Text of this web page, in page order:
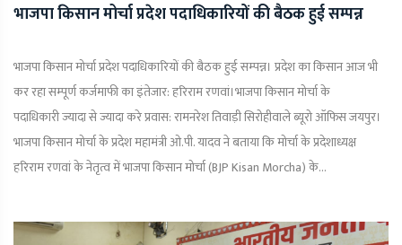
भाजपा किसान मोर्चा प्रदेश पदाधिकारियों की बैठक हुई सम्पन्न
भाजपा किसान मोर्चा प्रदेश पदाधिकारियों की बैठक हुई सम्पन्न। प्रदेश का किसान आज भी
कर रहा सम्पूर्ण कर्जमाफी का इंतेजार: हरिराम रणवां।भाजपा किसान मोर्चा के
पदाधिकारी ज्यादा से ज्यादा करे प्रवास: रामनरेश तिवाड़ी सिरोहीवाले ब्यूरो ऑफिस जयपुर।
भाजपा किसान मोर्चा के प्रदेश महामंत्री ओ.पी. यादव ने बताया कि मोर्चा के प्रदेशाध्यक्ष
हरिराम रणवां के नेतृत्व में भाजपा किसान मोर्चा (BJP Kisan Morcha) के...